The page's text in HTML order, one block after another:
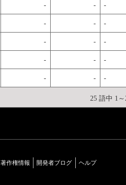
- - -
- - -
- - -
- - -
- - -
25 語中 1～
著作権情報 開発者ブログ
ヘルプ